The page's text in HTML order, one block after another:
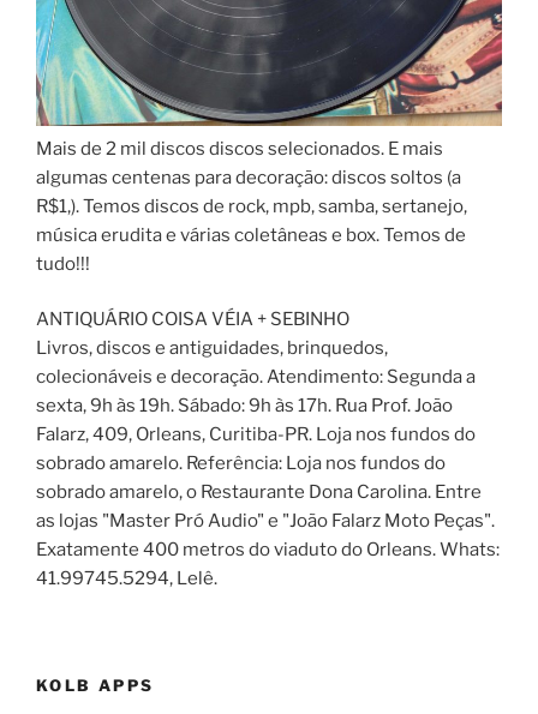
Mais de 2 mil discos discos selecionados. E mais
algumas centenas para decoração: discos soltos (a
R$1,). Temos discos de rock, mpb, samba, sertanejo,
música erudita e várias coletâneas e box. Temos de
tudo!!!
ANTIQUÁRIO COISA VÉIA + SEBINHO
Livros, discos e antiguidades, brinquedos,
colecionáveis e decoração. Atendimento: Segunda a
sexta, 9h às 19h. Sábado: 9h às 17h. Rua Prof. João
Falarz, 409, Orleans, Curitiba-PR. Loja nos fundos do
sobrado amarelo. Referência: Loja nos fundos do
sobrado amarelo, o Restaurante Dona Carolina. Entre
as lojas "Master Pró Audio" e "João Falarz Moto Peças".
Exatamente 400 metros do viaduto do Orleans. Whats:
41.99745.5294, Lelê.
KOLB APPS